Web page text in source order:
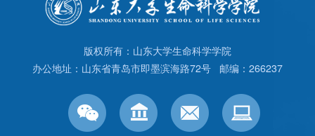
版权所有：山东大学生命科学学院
办公地址：山东省青岛市即墨滨海路72号 邮编：266237